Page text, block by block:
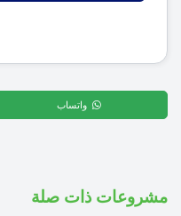
واتساب
مشروعات ذات صلة